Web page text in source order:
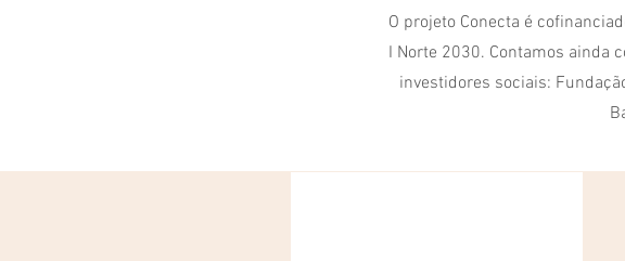
O projeto Conecta é
I Norte 2030. Contamos ainda
investidores sociais: